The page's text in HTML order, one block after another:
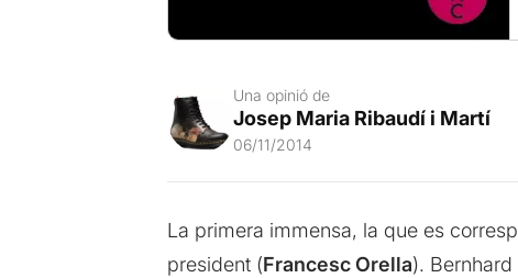
Una opinió de
Josep Maria Ribaudí i Martí
06/11/2014
La primera immensa, la que es
president (Francesc Orella).